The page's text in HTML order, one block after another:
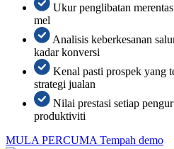
Ukur penglibatan
mel
Analisis keberkesanan
kadar konversi
Kenal pasti prospek yang
strategi jualan
Nilai prestasi setiap
produktiviti
MULA PERCUMA Tempah demo